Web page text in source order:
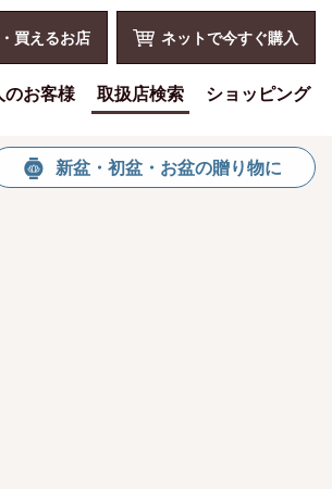
買えるお店 ネットで今すぐ購入
のお客様
のギフト券とは
様メリット
取扱店検索 ショッピング
ショッピングTOP
買い物カゴ
新盆・初盆・お盆の贈り物に